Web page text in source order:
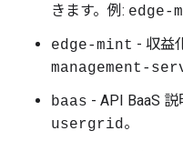
きます。例: edge-
edge-mint - 収益
management-
baas - API BaaS
usergrid。